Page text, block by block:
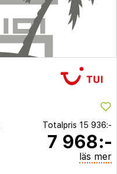
Totalpris 15 936:-
7 968:-
läs mer